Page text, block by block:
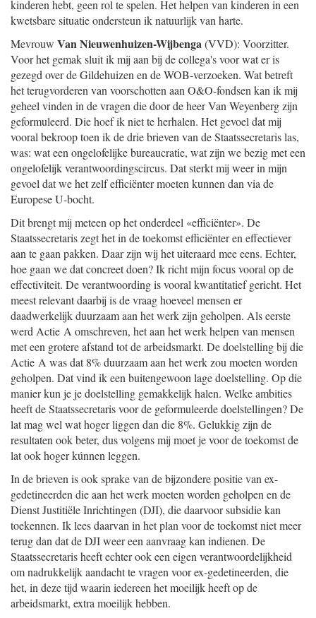
kinderen hebt, geen rol te spelen. Het helpen van kinderen in een
kwetsbare situatie ondersteun ik natuurlijk van harte.
Mevrouw Van Nieuwenhuizen-Wijbenga(VVD): Voorzitter.
Voor het gemak sluit ik mij aan bij de collega's voor wat er is
gezegd over de Gildehuizen en de WOB-verzoeken. Wat betreft
het terugvorderen van voorschotten aan O&O-fondsen kan ik mij
geheel vinden in de vragen die door de heer Van Weyenberg zijn
geformuleerd. Die hoef ik niet te herhalen. Het gevoel dat mij
vooral bekroop toen ik de drie brieven van de Staatssecretaris las,
was: wat een ongelofelijke bureaucratie, wat zijn we bezig met een
ongelofelijk verantwoordingscircus. Dat sterkt mij weer in mijn
gevoel dat we het zelf efficiënter moeten kunnen dan via de
Europese U-bocht.
Dit brengt mij meteen op het onderdeel «efficiënter». De
Staatssecretaris zegt het in de toekomst efficiënter en effectiever
aan te gaan pakken. Daar zijn wij het uiteraard mee eens. Echter,
hoe gaan we dat concreet doen? Ik richt mijn focus vooral op de
effectiviteit. De verantwoording is vooral kwantitatief gericht. Het
meest relevant daarbij is de vraag hoeveel mensen er
daadwerkelijk duurzaam aan het werk zijn geholpen. Als eerste
werd Actie A omschreven, het aan het werk helpen van mensen
met een grotere afstand tot de arbeidsmarkt. De doelstelling bij die
Actie A was dat 8% duurzaam aan het werk zou moeten worden
geholpen. Dat vind ik een buitengewoon lage doelstelling. Op die
manier kun je je doelstelling gemakkelijk halen. Welke ambities
heeft de Staatssecretaris voor de geformuleerde doelstellingen? De
lat mag wel wat hoger liggen dan die 8%. Gelukkig zijn de
resultaten ook beter, dus volgens mij moet je voor de toekomst de
lat ook hoger kúnnen leggen.
In de brieven is ook sprake van de bijzondere positie van ex-
gedetineerden die aan het werk moeten worden geholpen en de
Dienst Justitiële Inrichtingen (DJI), die daarvoor subsidie kan
toekennen. Ik lees daarvan in het plan voor de toekomst niet meer
terug dan dat de DJI weer een aanvraag kan indienen. De
Staatssecretaris heeft echter ook een eigen verantwoordelijkheid
om nadrukkelijk aandacht te vragen voor ex-gedetineerden, die
het, in deze tijd waarin iedereen het moeilijk heeft op de
arbeidsmarkt, extra moeilijk hebben.